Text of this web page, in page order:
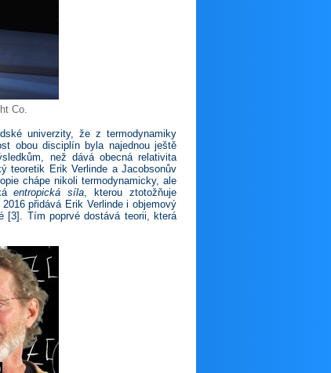
Co.
univerzity, že z termodynamiky
obou disciplín byla najednou ještě
než dává obecná relativita
teoretik Erik Verlinde a Jacobsonův
chápe nikoli termodynamicky, ale
entropická síla , kterou ztotožňuje
přidává Erik Verlinde i objemový
[3]. Tím poprvé dostává teorii, která